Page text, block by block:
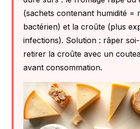
(sachets contenant humidité =
bactérien) et la croûte (plus
infections). Solution : râper
retirer la croûte avec un
avant consommation.